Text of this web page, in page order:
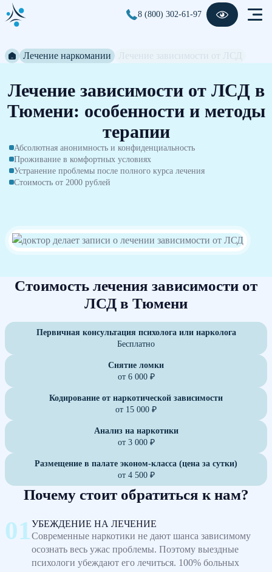
8 (800) 302-61-97
Лечение наркомании
Лечение зависимости от ЛСД в
Тюмени: особенности и методы
терапии
Абсолютная анонимность и конфиденциальность
Проживание в комфортных условиях
Устранение проблемы после полного курса лечения
Стоимость от 2000 рублей
Стоимость лечения зависимости от
ЛСД в Тюмени
Первичная консультация психолога или нарколога
Бесплатно
Снятие ломки
от 6 000 ₽
Кодирование от наркотической зависимости
от 15 000 ₽
Анализ на наркотики
от 3 000 ₽
Размещение в палате эконом-класса (цена за сутки)
от 4 500 ₽
Почему стоит обратиться к нам?
УБЕЖДЕНИЕ НА ЛЕЧЕНИЕ
Современные наркотики не дают шанса зависимому
осознать весь ужас проблемы. Поэтому выездные
психологи убеждают его лечиться. 100% больных